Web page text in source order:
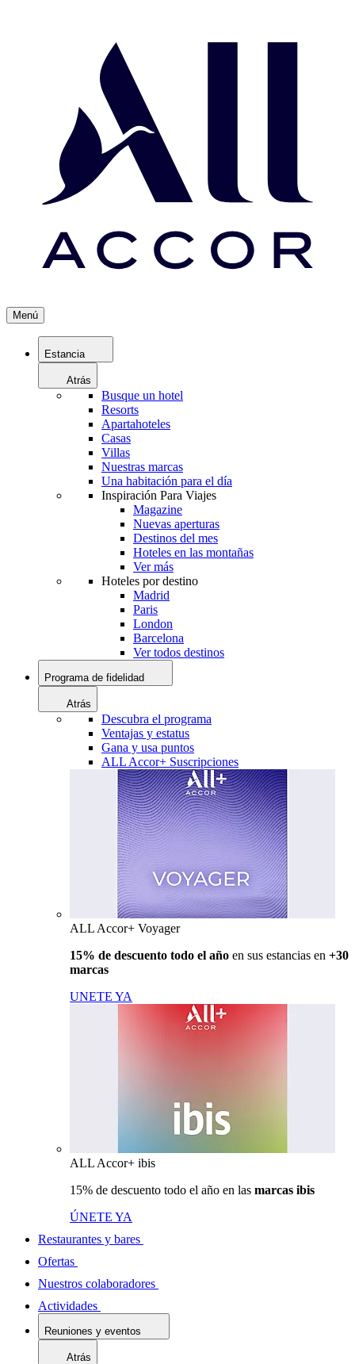
Menú
Estancia
Atrás
Busque un hotel
Resorts
Apartahoteles
Casas
Villas
Nuestras marcas
Una habitación para el día
Inspiración Para Viajes
Magazine
Nuevas aperturas
Destinos del mes
Hoteles en las montañas
Ver más
Hoteles por destino
Madrid
Paris
London
Barcelona
Ver todos destinos
Programa de fidelidad
Atrás
Descubra el programa
Ventajas y estatus
Gana y usa puntos
ALL Accor+ Suscripciones
ALL Accor+ Voyager
15% de descuento todo el año en sus estancias en +30
marcas
UNETE YA
ALL Accor+ ibis
15% de descuento todo el año en las marcas ibis
ÚNETE YA
Restaurantes y bares
Ofertas
Nuestros colaboradores
Actividades
Reuniones y eventos
Atrás